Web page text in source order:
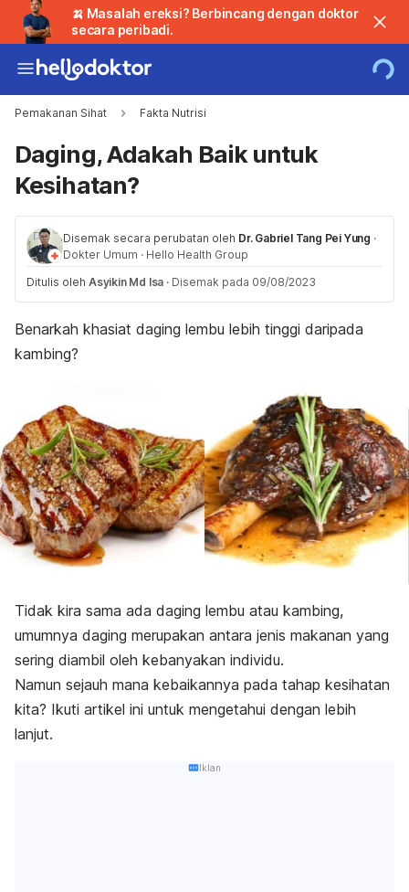
🍌 Masalah ereksi? Berbincang dengan doktor
secara peribadi.
Pemakanan Sihat Fakta Nutrisi
Daging, Adakah Baik untuk
Kesihatan?
Disemak secara perubatan oleh Dr. Gabriel Tang Pei Yung ·
Dokter Umum · Hello Health Group
Ditulis oleh Asyikin Md Isa · Disemak pada 09/08/2023
Benarkah khasiat daging lembu lebih tinggi daripada
kambing?
Tidak kira sama ada daging lembu atau kambing,
umumnya daging merupakan antara jenis makanan yang
sering diambil oleh kebanyakan individu.
Namun sejauh mana kebaikannya pada tahap kesihatan
kita? Ikuti artikel ini untuk mengetahui dengan lebih
lanjut.
Iklan